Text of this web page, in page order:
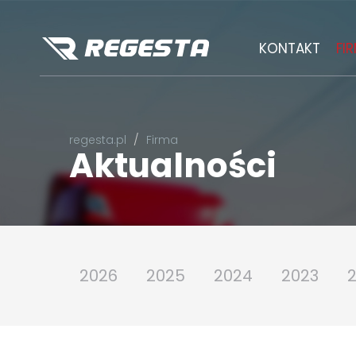
KONTAKT
regesta.pl Firma
Aktualności
2026 2025 2024 2023